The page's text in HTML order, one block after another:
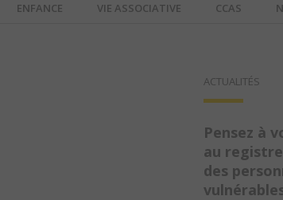
ALLIER
ENFANCE VIE ASSOCIATIVE CCAS
ACTUALITÉS
Pensez à
au
des